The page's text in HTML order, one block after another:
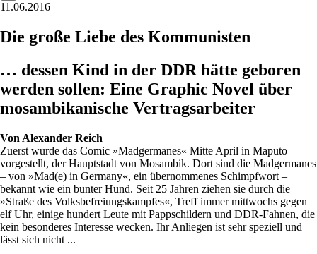
11.06.2016
Die große Liebe des Kommunisten
… dessen Kind in der DDR hätte geboren
werden sollen: Eine Graphic Novel über
mosambikanische Vertragsarbeiter
Von Alexander Reich
Zuerst wurde das Comic »Madgermanes« Mitte April in Maputo
vorgestellt, der Hauptstadt von Mosambik. Dort sind die Madgermanes
– von »Mad(e) in Germany«, ein übernommenes Schimpfwort –
bekannt wie ein bunter Hund. Seit 25 Jahren ziehen sie durch die
»Straße des Volksbefreiungskampfes«, Treff immer mittwochs gegen
elf Uhr, einige hundert Leute mit Pappschildern und DDR-Fahnen, die
kein besonderes Interesse wecken. Ihr Anliegen ist sehr speziell und
lässt sich nicht ...